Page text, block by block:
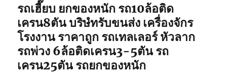
รถเฮี๊ยบ ยกของหนัก รถ10ล้อติด
เครน8ตัน บริษํทรับขนส่ง เครื่องจักร
โรงงาน ราคาถูก รถเทลเลอร์ หัวลาก
รถพ่วง 6ล้อติดเครน3-5ตัน รถ
เครน25ตัน รถยกของหนัก